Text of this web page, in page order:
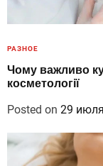
РАЗНОЕ
Чому важливо
косметології
Posted on 29